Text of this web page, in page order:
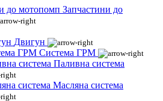
Запчастини до
Двигун
Система ГРМ
Паливна система
Масляна система